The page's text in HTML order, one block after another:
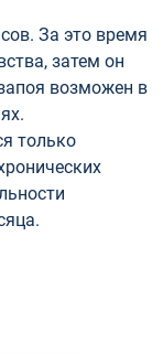
За это время
затем он
возможен в
только